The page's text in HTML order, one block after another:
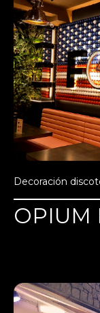
Decoración
OPIUM